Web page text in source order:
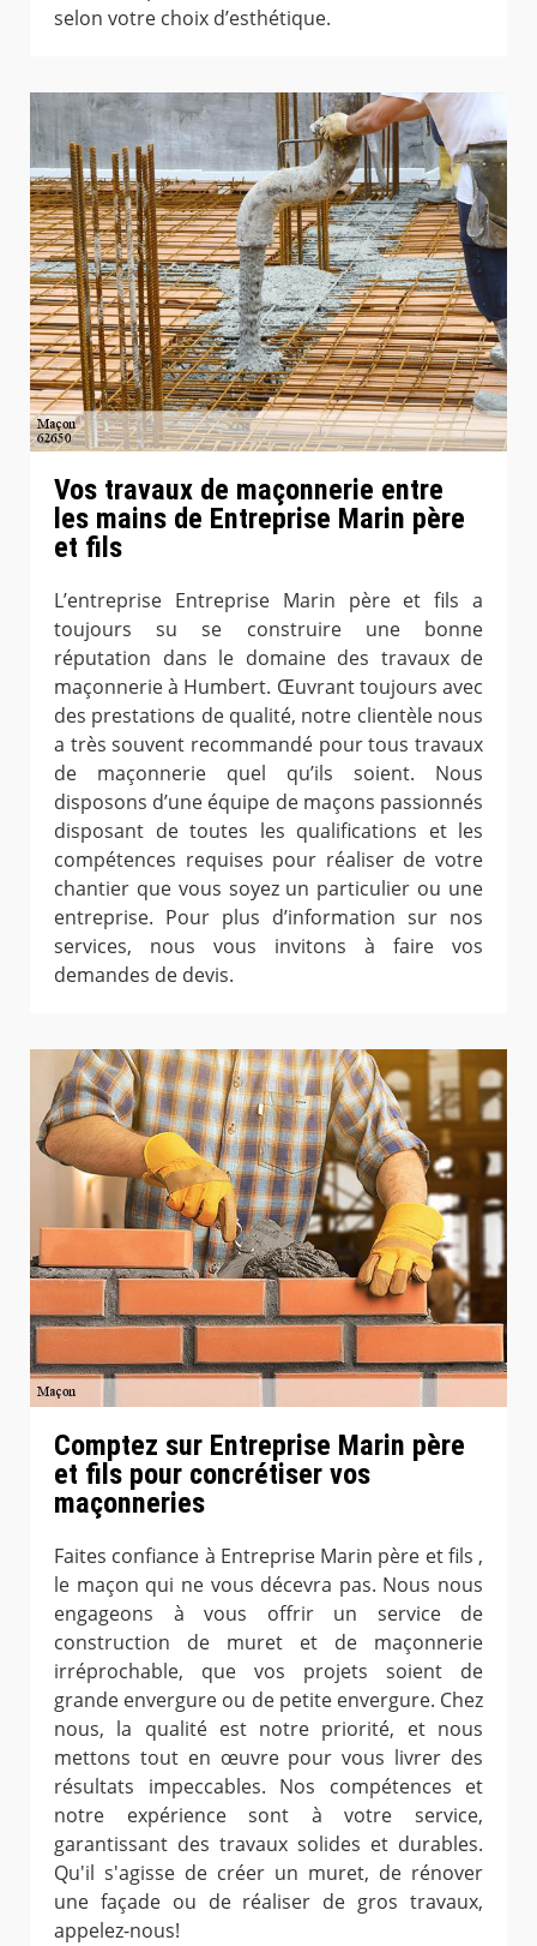
selon votre choix d’esthétique.
Vos travaux de maçonnerie entre
les mains de Entreprise Marin père
et fils
L’entreprise Entreprise Marin père et fils a
toujours su se construire une bonne
réputation dans le domaine des travaux de
maçonnerie à Humbert. Œuvrant toujours avec
des prestations de qualité, notre clientèle nous
a très souvent recommandé pour tous travaux
de maçonnerie quel qu’ils soient. Nous
disposons d’une équipe de maçons passionnés
disposant de toutes les qualifications et les
compétences requises pour réaliser de votre
chantier que vous soyez un particulier ou une
entreprise. Pour plus d’information sur nos
services, nous vous invitons à faire vos
demandes de devis.
Comptez sur Entreprise Marin père
et fils pour concrétiser vos
maçonneries
Faites confiance à Entreprise Marin père et fils ,
le maçon qui ne vous décevra pas. Nous nous
engageons à vous offrir un service de
construction de muret et de maçonnerie
irréprochable, que vos projets soient de
grande envergure ou de petite envergure. Chez
nous, la qualité est notre priorité, et nous
mettons tout en œuvre pour vous livrer des
résultats impeccables. Nos compétences et
notre expérience sont à votre service,
garantissant des travaux solides et durables.
Qu'il s'agisse de créer un muret, de rénover
une façade ou de réaliser de gros travaux,
appelez-nous!